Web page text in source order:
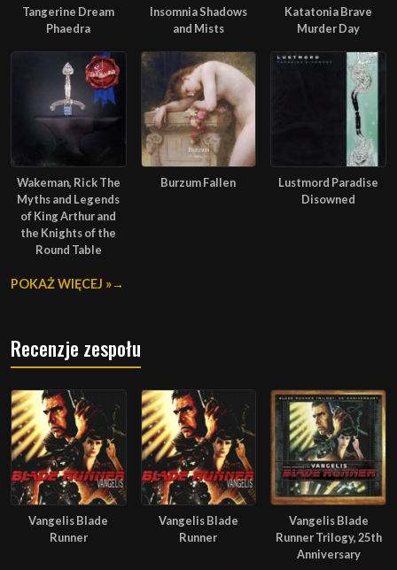
Tangerine Dream
Phaedra
Insomnia Shadows
and Mists
Katatonia Brave
Murder Day
Wakeman, Rick The
Myths and Legends
of King Arthur and
the Knights of the
Round Table
Burzum Fallen
Lustmord Paradise
Disowned
POKAŻ WIĘCEJ »
Recenzje zespołu
Vangelis Blade
Runner
Vangelis Blade
Runner
Vangelis Blade
Runner Trilogy, 25th
Anniversary